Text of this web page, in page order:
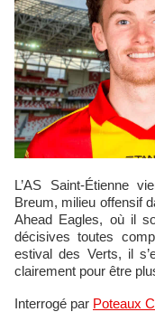
L’AS Saint-Étienne vient de boucler la signature de Jakob
Breum, milieu offensif
Ahead Eagles, où il
décisives toutes
estival des Verts, il
clairement pour être
Interrogé par Poteaux